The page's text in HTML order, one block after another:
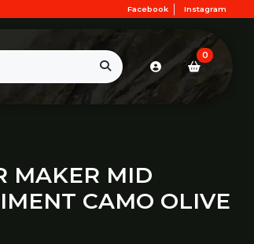
Facebook Instagram
0
MAKER MID
CAMO OLIVE